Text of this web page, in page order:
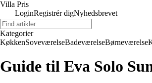
Villa Pris
LoginRegistrér digNyhedsbrevet
Kategorier
KøkkenSoveværelseBadeværelseBørneværelse
Guide til Eva Solo